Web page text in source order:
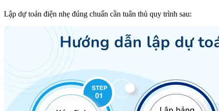
Lập dự toán điện nhẹ đúng chuẩn cần tuân thủ quy trình sau: